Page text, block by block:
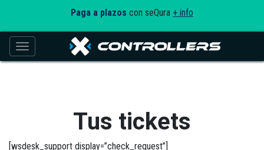
Paga a plazos con seQura + info
Toggle navigation
Tus tickets
[wsdesk_support display=”check_request”]